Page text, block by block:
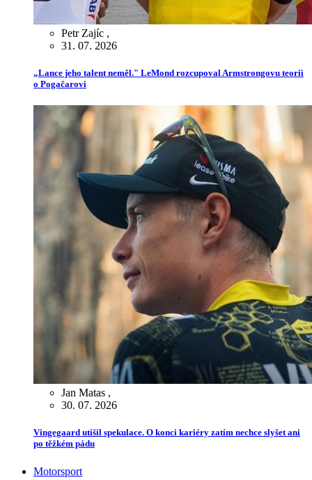
Petr Zajíc ,
31. 07. 2026
„Lance jeho talent neměl." LeMond rozcupoval Armstrongovu teorii
o Pogačarovi
Jan Matas ,
30. 07. 2026
Vingegaard utišil spekulace. O konci kariéry zatím nechce slyšet ani
po těžkém pádu
Motorsport